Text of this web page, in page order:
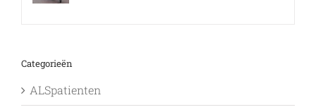
Categorieën
ALSpatienten